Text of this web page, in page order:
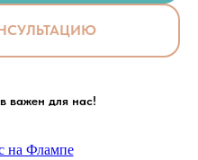
важен для нас!
на Флампе